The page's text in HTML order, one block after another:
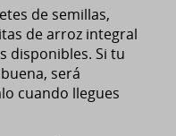
de semillas,
de arroz integral
disponibles. Si tu
será
cuando llegues